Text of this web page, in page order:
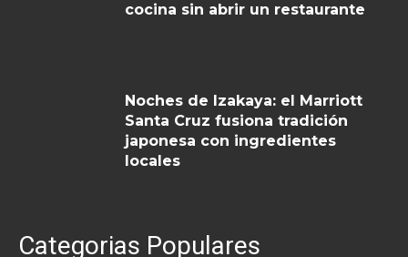
cocina sin abrir un restaurante
Noches de Izakaya: el Marriott
Santa Cruz fusiona tradición
japonesa con ingredientes
locales
Categorias Populares